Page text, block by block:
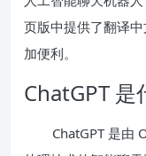
页版中提供了翻译
加便利。
ChatGPT 是
ChatGPT 是由